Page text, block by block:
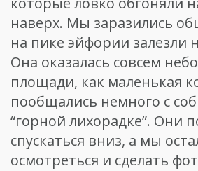
наверх. Мы заразились
на пике эйфории залезли
Она оказалась совсем
площади, как маленькая
пообщались немного с
“горной лихорадке”. Они
спускаться вниз, а мы
осмотреться и сделать